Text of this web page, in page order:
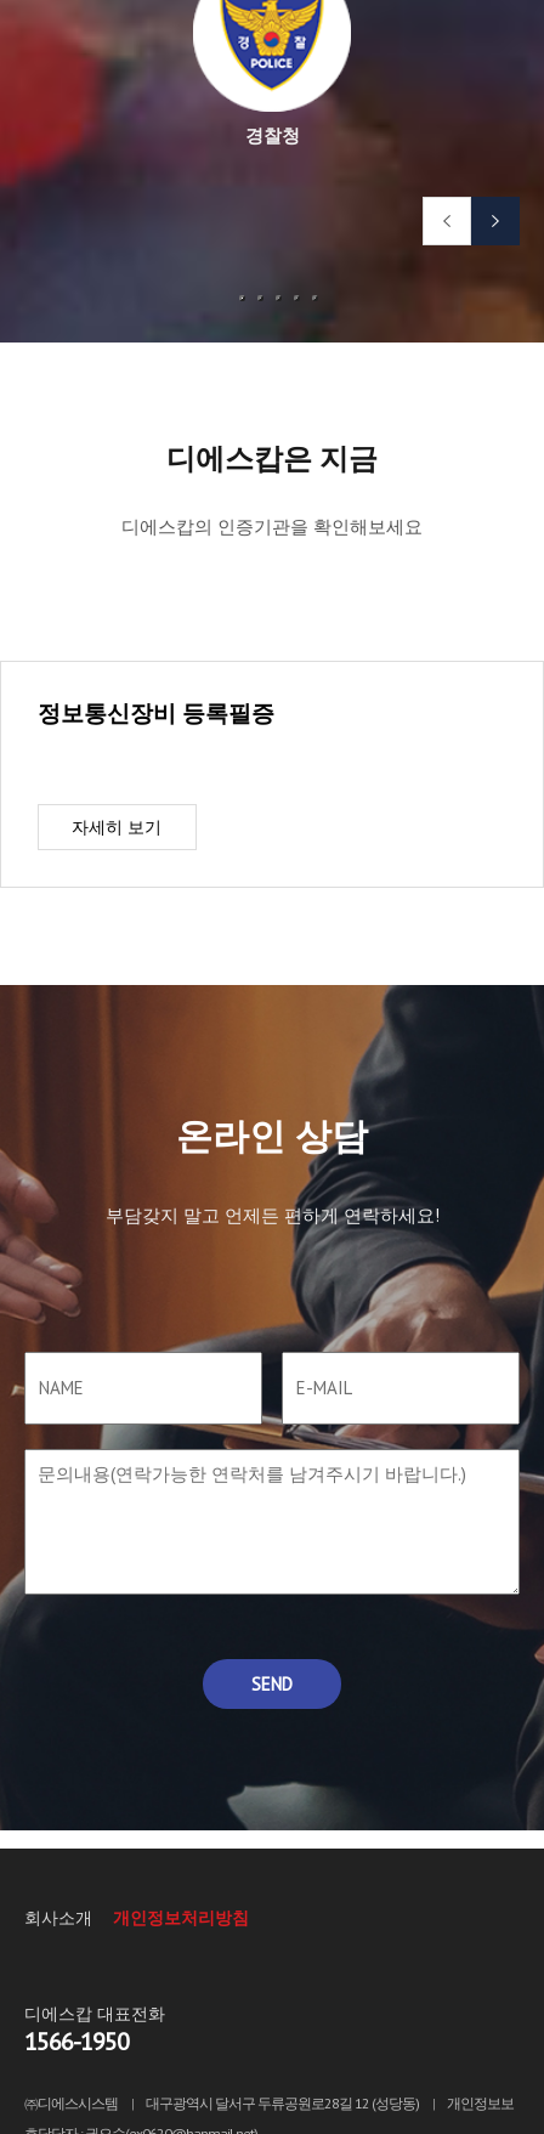
경찰청
디에스캅은 지금
디에스캅의 인증기관을 확인해보세요
정보통신장비 등록필증
온라인 상담
부담갖지 말고 언제든 편하게 연락하세요!
SEND
회사소개 개인정보처리방침
㈜디에스시스템 | 대구광역시 달서구 두류공원로28길 12 (성당동) |
개인정보보
디에스캅 대표전화
1566-1950